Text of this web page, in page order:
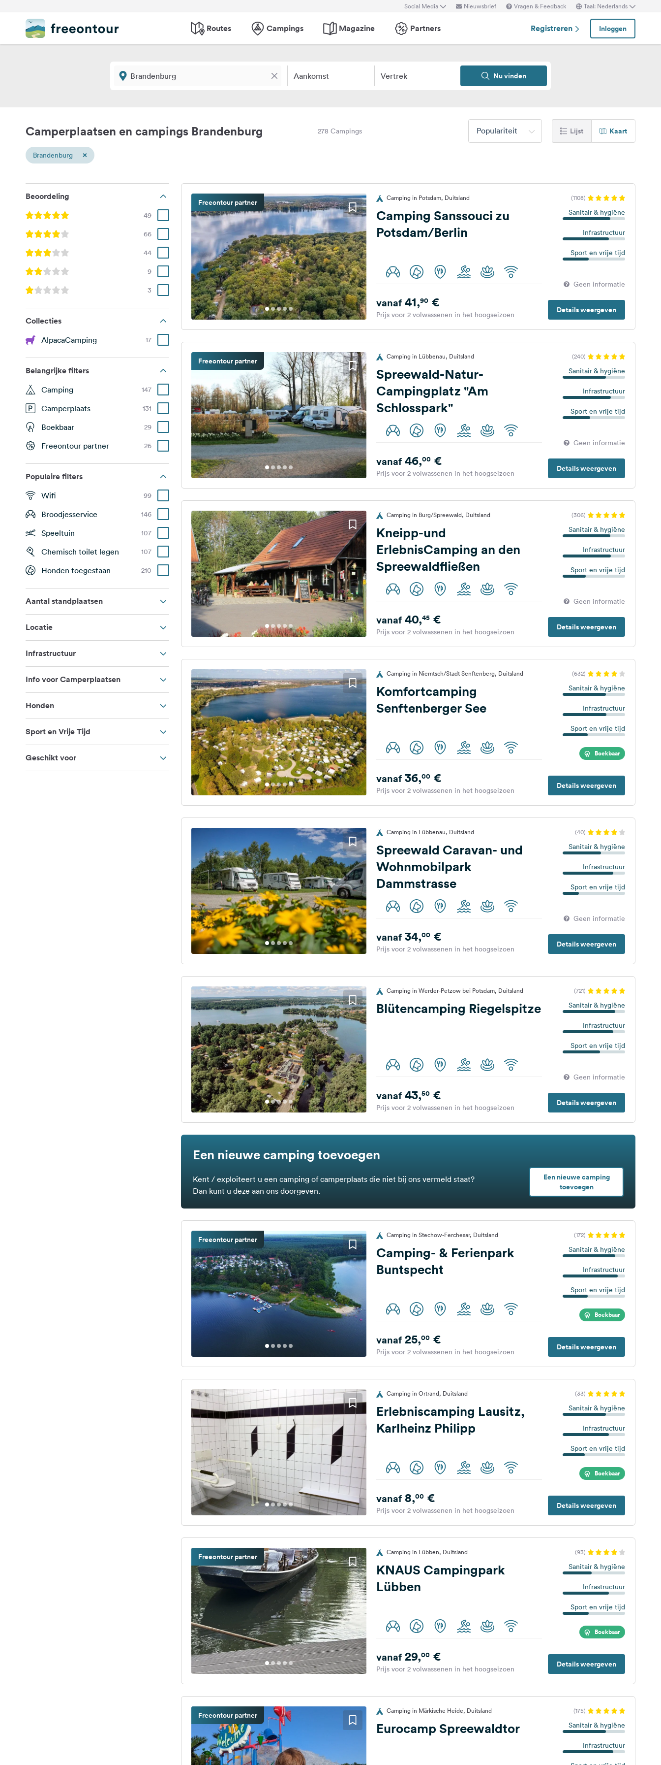
Social Media Nieuwsbrief Vragen & Feedback Taal: Nederlands
Routes Campings Magazine Partners Registreren Inloggen
Aankomst Vertrek Nu vinden
Camperplaatsen en campings Brandenburg 278 Campings Populariteit Lijst Kaart
Brandenburg ×
Beoordeling
49
66
44
9
3
Collecties
AlpacaCamping 17
Belangrijke filters
Camping 147
Camperplaats 131
Boekbaar 29
Freeontour partner 26
Populaire filters
Wifi 99
Broodjesservice 146
Speeltuin 107
Chemisch toilet legen 107
Honden toegestaan 210
Aantal standplaatsen
Locatie
Infrastructuur
Info voor Camperplaatsen
Honden
Sport en Vrije Tijd
Geschikt voor
Freeontour partner Camping in Potsdam, Duitsland (1108)
Camping Sanssouci zu
Potsdam/Berlin
Sanitair & hygiëne
Infrastructuur
Sport en vrije tijd
Geen informatie
Details weergeven
vanaf41,90€
Prijs voor 2 volwassenen in het hoogseizoen
Freeontour partner Camping in Lübbenau, Duitsland (240)
Spreewald-Natur-
Campingplatz "Am
Schlosspark"
Sanitair & hygiëne
Infrastructuur
Sport en vrije tijd
Geen informatie
Details weergeven
vanaf46,00€
Prijs voor 2 volwassenen in het hoogseizoen
Camping in Burg/Spreewald, Duitsland (306)
Kneipp-und
ErlebnisCamping an den
Spreewaldfließen
Sanitair & hygiëne
Infrastructuur
Sport en vrije tijd
Geen informatie
Details weergeven
vanaf40,45€
Prijs voor 2 volwassenen in het hoogseizoen
Camping in Niemtsch/Stadt Senftenberg, Duitsland (632)
Komfortcamping
Senftenberger See
Sanitair & hygiëne
Infrastructuur
Sport en vrije tijd
Boekbaar
Details weergeven
vanaf36,00€
Prijs voor 2 volwassenen in het hoogseizoen
Camping in Lübbenau, Duitsland (40)
Spreewald Caravan- und
Wohnmobilpark
Dammstrasse
Sanitair & hygiëne
Infrastructuur
Sport en vrije tijd
Geen informatie
Details weergeven
vanaf34,00€
Prijs voor 2 volwassenen in het hoogseizoen
Camping in Werder-Petzow bei Potsdam, Duitsland (721)
Blütencamping Riegelspitze Sanitair & hygiëne
Infrastructuur
Sport en vrije tijd
Geen informatie
Details weergeven
vanaf43,50€
Prijs voor 2 volwassenen in het hoogseizoen
Een nieuwe camping toevoegen
Kent / exploiteert u een camping of camperplaats die niet bij ons vermeld staat?
Dan kunt u deze aan ons doorgeven.
Een nieuwe camping
toevoegen
Freeontour partner Camping in Stechow-Ferchesar, Duitsland (172)
Camping- & Ferienpark
Buntspecht
Sanitair & hygiëne
Infrastructuur
Sport en vrije tijd
Boekbaar
Details weergeven
vanaf25,00€
Prijs voor 2 volwassenen in het hoogseizoen
Camping in Ortrand, Duitsland (33)
Erlebniscamping Lausitz,
Karlheinz Philipp
Sanitair & hygiëne
Infrastructuur
Sport en vrije tijd
Boekbaar
Details weergeven
vanaf8,00€
Prijs voor 2 volwassenen in het hoogseizoen
Freeontour partner Camping in Lübben, Duitsland (93)
KNAUS Campingpark
Lübben
Sanitair & hygiëne
Infrastructuur
Sport en vrije tijd
Boekbaar
Details weergeven
vanaf29,00€
Prijs voor 2 volwassenen in het hoogseizoen
Freeontour partner Camping in Märkische Heide, Duitsland (175)
Eurocamp Spreewaldtor Sanitair & hygiëne
Infrastructuur